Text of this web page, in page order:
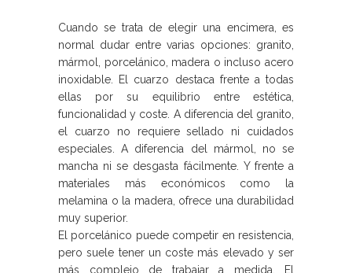
Cuando se trata de elegir una encimera, es
normal dudar entre varias opciones: granito,
mármol, porcelánico, madera o incluso acero
inoxidable. El cuarzo destaca frente a todas
ellas por su equilibrio entre estética,
funcionalidad y coste. A diferencia del granito,
el cuarzo no requiere sellado ni cuidados
especiales. A diferencia del mármol, no se
mancha ni se desgasta fácilmente. Y frente a
materiales más económicos como la
melamina o la madera, ofrece una durabilidad
muy superior.
El porcelánico puede competir en resistencia,
pero suele tener un coste más elevado y ser
más complejo de trabajar a medida. El